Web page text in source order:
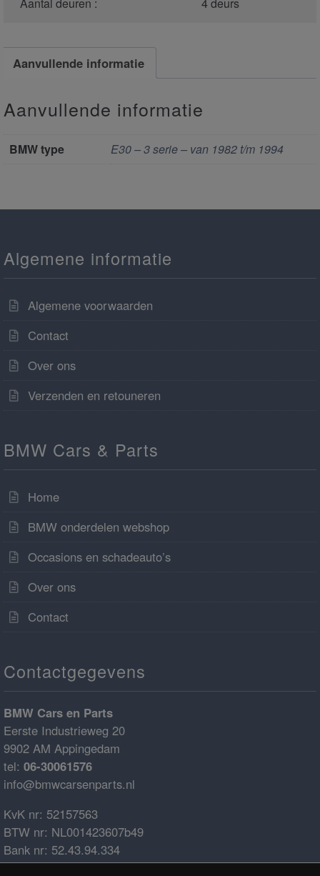
Aantal deuren : 4 deurs
Aanvullende informatie
Aanvullende informatie
BMW type E30 – 3 serie – van 1982 t/m 1994
Algemene informatie
Algemene voorwaarden
Contact
Over ons
Verzenden en retouneren
BMW Cars & Parts
Home
BMW onderdelen webshop
Occasions en schadeauto’s
Over ons
Contact
Contactgegevens
BMW Cars en Parts
Eerste Industrieweg 20
9902 AM Appingedam
tel: 06-30061576
info@bmwcarsenparts.nl
KvK nr: 52157563
BTW nr: NL001423607b49
Bank nr: 52.43.94.334
IBAN: NL68ABNA0524394334